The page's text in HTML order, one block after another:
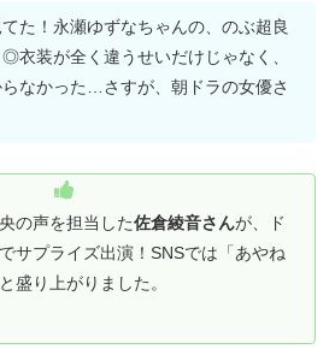
た！永瀬ゆずなちゃんの、のぶ超良
衣装が全く違うせいだけじゃなく、
なかった…さすが、朝ドラの女優さ
の声を担当した佐倉綾音さんが、ド
サプライズ出演！SNSでは「あやね
盛り上がりました。